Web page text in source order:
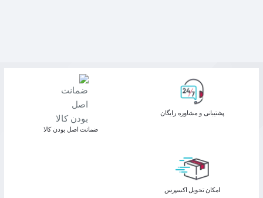
پشتیبانی و مشاوره رایگان
ﺿﻤﺎﻧﺖ اﺻﻞ ﺑﻮدن ﮐﺎﻟﺎ
اﻣﮑﺎن ﺗﺤﻮﯾﻞ اﮐﺴﭙﺮس